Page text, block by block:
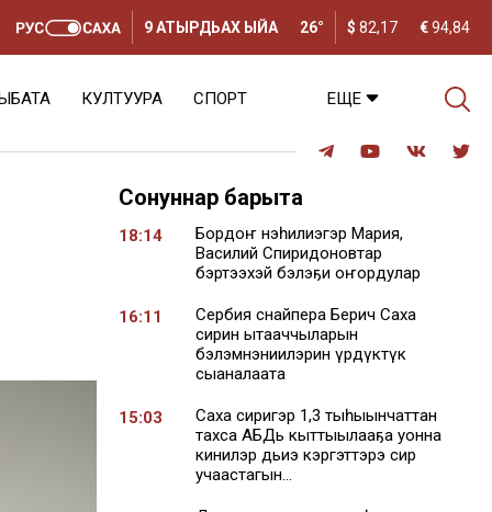
9 АТЫРДЬАХ ЫЙА 26° $ 82,17 €94,84
КУЛТУУРА СПОРТ ЕЩЕ
Сонуннар барыта
18:14
Бордоҥ нэһилиэгэр Мария,
Василий Спиридоновтар
бэртээхэй бэлэҕи оҥордулар
16:11
Сербия снайпера Берич Саха
сирин ытааччыларын
бэлэмнэниилэрин үрдүктүк
сыаналаата
15:03
Саха сиригэр 1,3 тыһыынчаттан
тахса АБДь кыттыылааҕа уонна
кинилэр дьиэ кэргэттэрэ сир
учаастагын...